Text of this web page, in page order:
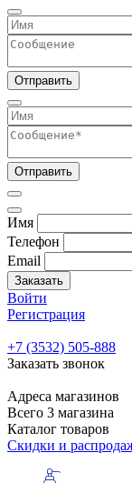
Отправить
Отправить
Имя
Телефон
Email
Заказать
Войти
Регистрация
+7 (3532) 505-888
Заказать звонок
Адреса магазинов
Всего 3 магазина
Каталог товаров
Скидки и